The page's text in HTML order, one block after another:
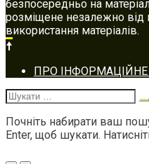
безпосередньо на
розміщене незалежно від
використання матеріалів.
Footer
navigation
ПРО ІНФОРМАЦІЙНЕ
Шукати:
Почніть набирати ваш
Enter, щоб шукати.